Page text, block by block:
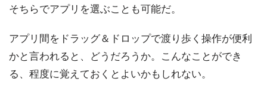
そちらでアプリを選ぶことも可能だ。
アプリ間をドラッグ＆ドロップで渡り歩く操作が便利
かと言われると、どうだろうか。こんなことができ
る、程度に覚えておくとよいかもしれない。